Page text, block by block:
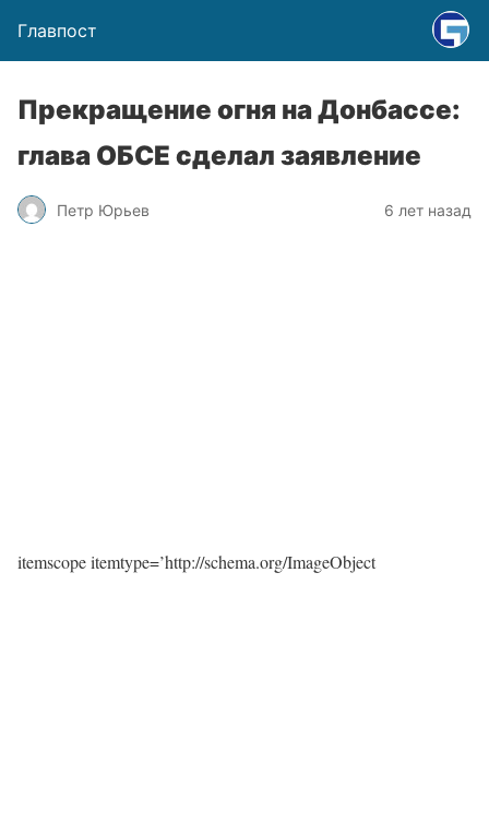
Главпост
Прекращение огня на Донбассе:
глава ОБСЕ сделал заявление
Петр Юрьев 6 лет назад
itemscope itemtype=’http://schema.org/ImageObject